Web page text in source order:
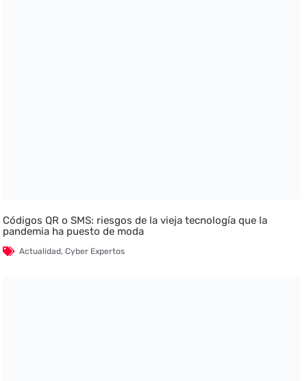
Códigos QR o SMS: riesgos de la vieja tecnología que la
pandemia ha puesto de moda
Actualidad,Cyber Expertos